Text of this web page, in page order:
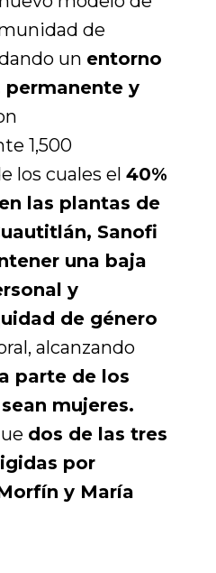
de
un entorno
permanente y
1,500
los cuales el40%
las plantas de
, Sanofi
una baja
y
de género
alcanzando
parte de los
mujeres.
dos de las tres
por
y María